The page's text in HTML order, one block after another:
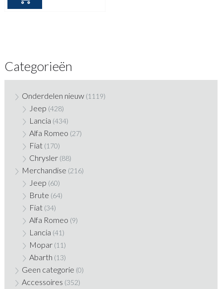
Categorieën
Onderdelen nieuw (1119)
Jeep (428)
Lancia (434)
Alfa Romeo (27)
Fiat (170)
Chrysler (88)
Merchandise (216)
Jeep (60)
Brute (64)
Fiat (34)
Alfa Romeo (9)
Lancia (41)
Mopar (11)
Abarth (13)
Geen categorie (0)
Accessoires (352)